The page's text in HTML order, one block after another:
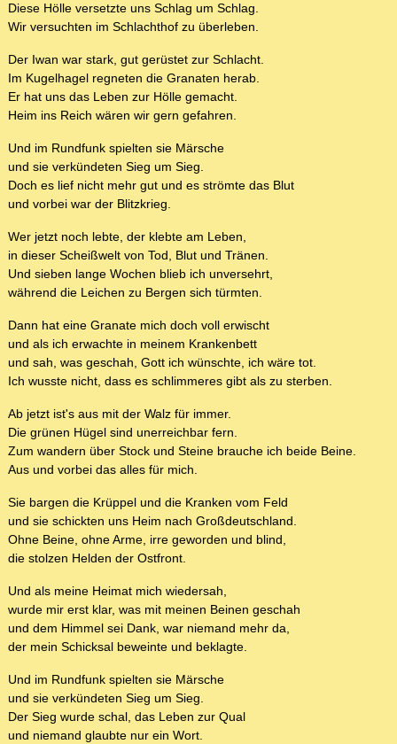
Diese Hölle versetzte uns Schlag um Schlag.
Wir versuchten im Schlachthof zu überleben.
Der Iwan war stark, gut gerüstet zur Schlacht.
Im Kugelhagel regneten die Granaten herab.
Er hat uns das Leben zur Hölle gemacht.
Heim ins Reich wären wir gern gefahren.
Und im Rundfunk spielten sie Märsche
und sie verkündeten Sieg um Sieg.
Doch es lief nicht mehr gut und es strömte das Blut
und vorbei war der Blitzkrieg.
Wer jetzt noch lebte, der klebte am Leben,
in dieser Scheißwelt von Tod, Blut und Tränen.
Und sieben lange Wochen blieb ich unversehrt,
während die Leichen zu Bergen sich türmten.
Dann hat eine Granate mich doch voll erwischt
und als ich erwachte in meinem Krankenbett
und sah, was geschah, Gott ich wünschte, ich wäre tot.
Ich wusste nicht, dass es schlimmeres gibt als zu sterben.
Ab jetzt ist's aus mit der Walz für immer.
Die grünen Hügel sind unerreichbar fern.
Zum wandern über Stock und Steine brauche ich beide Beine.
Aus und vorbei das alles für mich.
Sie bargen die Krüppel und die Kranken vom Feld
und sie schickten uns Heim nach Großdeutschland.
Ohne Beine, ohne Arme, irre geworden und blind,
die stolzen Helden der Ostfront.
Und als meine Heimat mich wiedersah,
wurde mir erst klar, was mit meinen Beinen geschah
und dem Himmel sei Dank, war niemand mehr da,
der mein Schicksal beweinte und beklagte.
Und im Rundfunk spielten sie Märsche
und sie verkündeten Sieg um Sieg.
Der Sieg wurde schal, das Leben zur Qual
und niemand glaubte nur ein Wort.